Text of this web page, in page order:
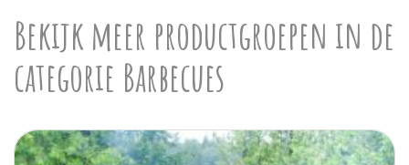
Bekijk meer productgroepen in de
categorie Barbecues